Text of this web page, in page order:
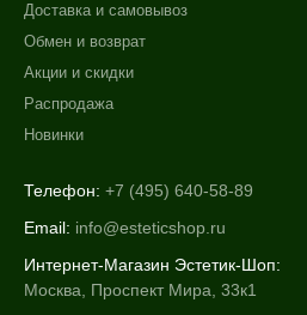
Доставка и самовывоз
Обмен и возврат
Акции и скидки
Распродажа
Новинки
Телефон: +7 (495) 640-58-89
Email: info@esteticshop.ru
Интернет-Магазин Эстетик-Шоп:
Москва, Проспект Мира, 33к1